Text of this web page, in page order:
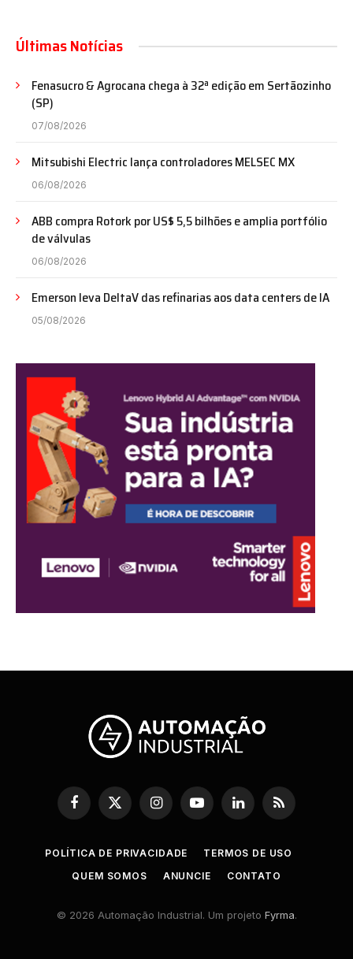
Últimas Notícias
Fenasucro & Agrocana chega à 32ª edição em Sertãozinho
(SP)
07/08/2026
Mitsubishi Electric lança controladores MELSEC MX
06/08/2026
ABB compra Rotork por US$ 5,5 bilhões e amplia portfólio
de válvulas
06/08/2026
Emerson leva DeltaV das refinarias aos data centers de IA
05/08/2026
Facebook
X
InstagramYouTubeLinkedInRSS
POLÍTICA DE PRIVACIDADE
TERMOS DE USO
QUEM SOMOS
ANUNCIE CONTATO
© 2026 Automação Industrial. Um projeto Fyrma.